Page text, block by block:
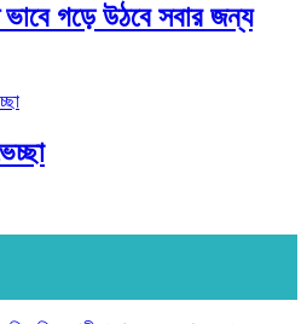
ভাবে গড়ে উঠবে সবার জন্য